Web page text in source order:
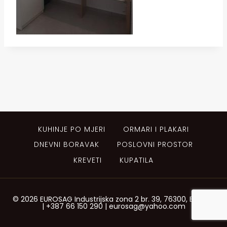
KUHINJE PO MJERI
ORMARI I PLAKARI
DNEVNI BORAVAK
POSLOVNI PROSTOR
KREVETI
KUPATILA
© 2026 EUROSAG Industrijska zona 2 br. 39, 76300, Bijeljina
| +387 66 150 290 | eurosag@yahoo.com